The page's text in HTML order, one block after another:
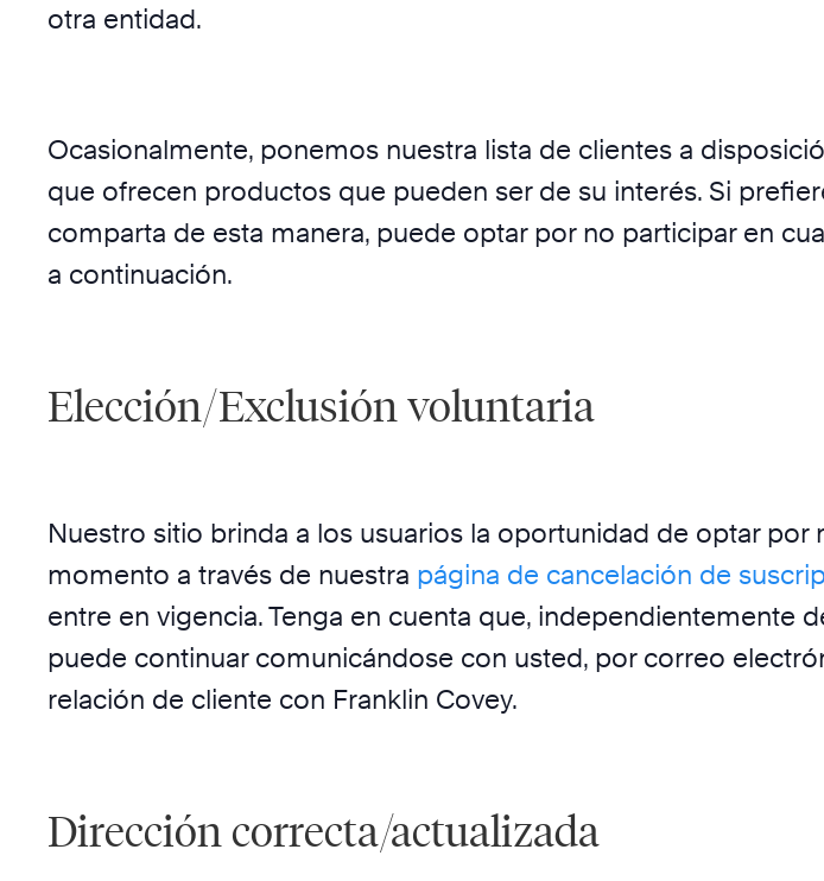
otra entidad.
Ocasionalmente, ponemos nuestra lista de clientes a
que ofrecen productos que pueden ser de su interés. Si
comparta de esta manera, puede optar por no participar en
a continuación.
Elección/Exclusión voluntaria
Nuestro sitio brinda a los usuarios la oportunidad de optar
momento a través de nuestra página de cancelación de
entre en vigencia. Tenga en cuenta que, independientemente
puede continuar comunicándose con usted, por correo
relación de cliente con Franklin Covey.
Dirección correcta/actualizada